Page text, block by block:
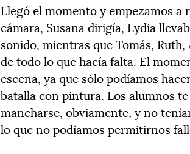
Llegó el momento y empezamos
cámara, Susana dirigía, Lydia
sonido, mientras que Tomás,
de todo lo que hacía falta. El
escena, ya que sólo podíamos
batalla con pintura. Los alumnos
mancharse, obviamente, y no
lo que no podíamos permitirnos